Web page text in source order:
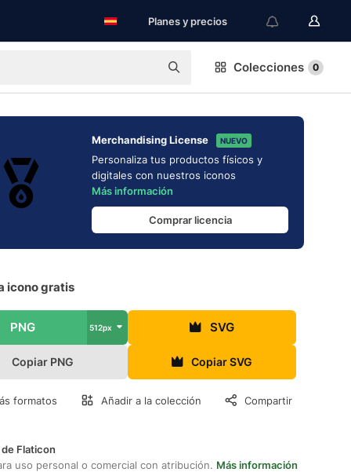
Planes y precios
Colecciones 0
Merchandising License NUEVO
Personaliza tus productos físicos y
digitales con nuestros iconos
Más información
Comprar licencia
icono gratis
PNG 512px SVG
Copiar PNG Copiar SVG
formatos Añadir a la colección Compartir
Flaticon
uso personal o comercial con atribución. Más información